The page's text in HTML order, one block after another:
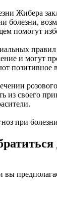
Жибера
болезни,
помогут
и могут
из своего
при
вы